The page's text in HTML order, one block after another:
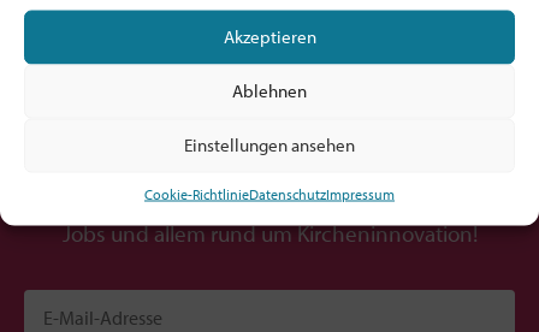
Akzeptieren
Ablehnen
Einstellungen ansehen
Cookie-RichtlinieDatenschutzImpressum
Inspirationen, Events,
Jobs und allem rund um Kircheninnovation!